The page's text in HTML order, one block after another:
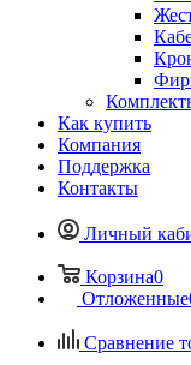
Как купить
Компания
Поддержка
Контакты
Личный
Корзина0
Отложенные
Сравнение